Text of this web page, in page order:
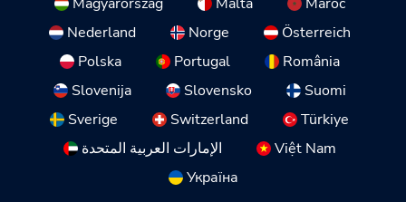
Nederland
Norge
Österreich
Polska
Portugal
România
Slovenija
Slovensko
Suomi
Sverige
Switzerland
Türkiye
الإمارات العربية المتحدة
Việt Nam
Україна